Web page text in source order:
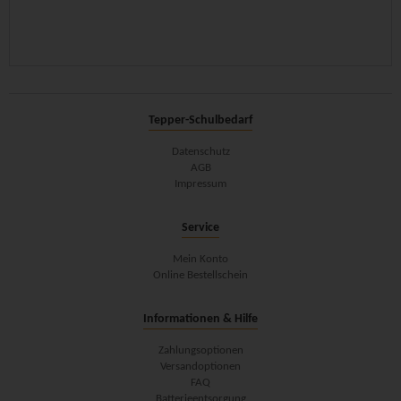
Tepper-Schulbedarf
Datenschutz
AGB
Impressum
Service
Mein Konto
Online Bestellschein
Informationen & Hilfe
Zahlungsoptionen
Versandoptionen
FAQ